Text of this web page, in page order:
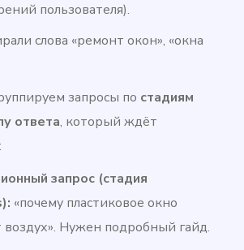
пользователя).
слова «ремонт окон», «окна
запросы по стадиям
ответа, который ждёт
запрос (стадия
«почему пластиковое окно
воздух». Нужен подробный гайд.